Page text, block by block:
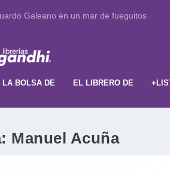
Galeano en un mar de fueguitos
LA BOLSA DE EL LIBRERO DE
Manuel Acuña